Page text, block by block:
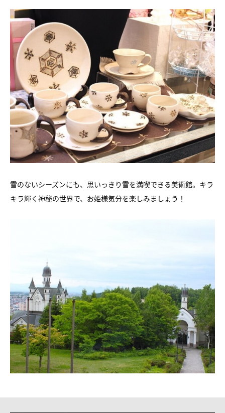
雪のないシーズンにも、思いっきり雪を満喫できる美術館。キラ
キラ輝く神秘の世界で、お姫様気分を楽しみましょう！